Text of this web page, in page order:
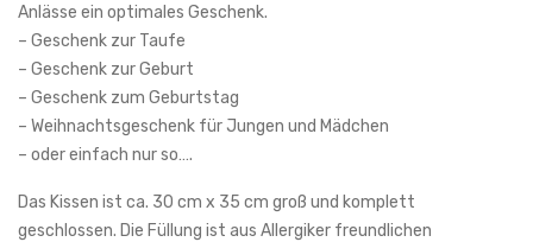
Anlässe ein optimales Geschenk.
– Geschenk zur Taufe
– Geschenk zur Geburt
– Geschenk zum Geburtstag
– Weihnachtsgeschenk für Jungen und Mädchen
– oder einfach nur so….
Das Kissen ist ca. 30 cm x 35 cm groß und komplett
geschlossen. Die Füllung ist aus Allergiker freundlichen